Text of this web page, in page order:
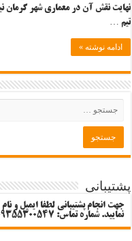
نهایت نقش آن در معماری شهر کرمان
تیم …
ادامه نوشته »
پشتیبانی
جهت انجام پشتیبانی لطفا ایمیل و
نمایید. شماره تماس: 09355300547